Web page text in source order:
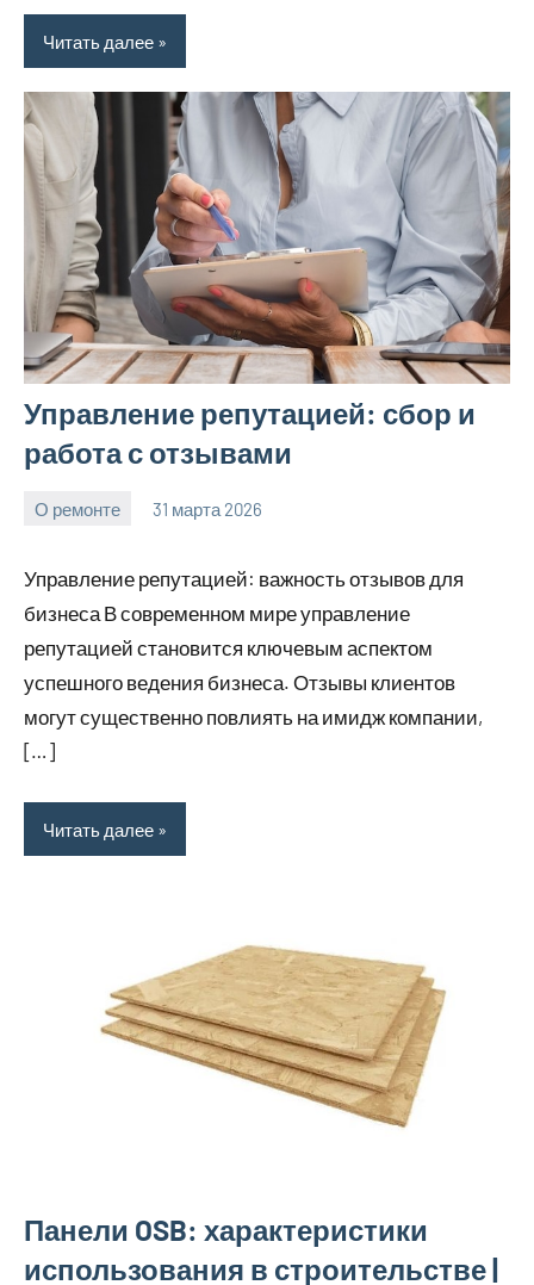
Читать далее
Управление репутацией: сбор и
работа с отзывами
О ремонте 31 марта 2026
Avtor
Нет
Управление репутацией: важность отзывов для
бизнеса В современном мире управление
репутацией становится ключевым аспектом
успешного ведения бизнеса. Отзывы клиентов
могут существенно повлиять на имидж компании,
[…]
Читать далее
Панели OSB: характеристики
использования в строительстве |